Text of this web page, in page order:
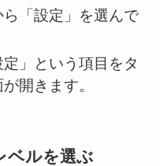
「設定」を選んで
」という項目をタ
開きます。
ベルを選ぶ